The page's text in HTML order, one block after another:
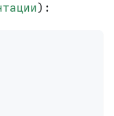
):